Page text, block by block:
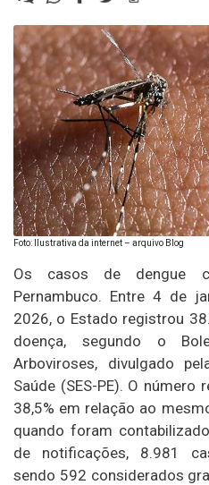
Foto: Ilustrativa da internet – arquivo Blog
Os casos de dengue
Pernambuco. Entre 4 de
2026, o Estado registrou
doença, segundo o
Arboviroses, divulgado
Saúde (SES-PE). O
38,5% em relação ao
quando foram
de notificações, 8.981
sendo 592 considerados